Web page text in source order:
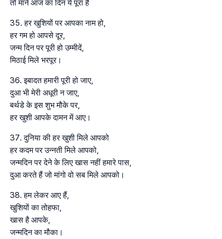
तो मानें आज का दिन ये पूरा है
हर खुशियों पर आपका नाम हो,
हर गम हो आपसे दूर,
जन्म दिन पर पूरी हो उम्मीदें,
मिठाई मिले भरपूर।
इबादत हमारी पूरी हो जाए,
दुआ भी मेरी अधूरी न जाए,
बर्थडे के इस शुभ मौके पर,
हर खुशी आपके दामन में आए।
दुनिया की हर खुशी मिले आपको
हर कदम पर उन्नती मिले आपको,
जन्मदिन पर देने के लिए खास नहीं हमारे पास,
दुआ करते हैं जो मांगो वो सब मिले आपको।
हम लेकर आए हैं,
खुशियों का तोहफा,
खास है आपके,
जन्मदिन का मौका।